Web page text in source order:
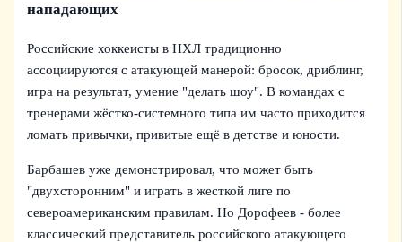
нападающих
Российские хоккеисты в НХЛ традиционно
ассоциируются с атакующей манерой: бросок, дриблинг,
игра на результат, умение "делать шоу". В командах с
тренерами жёстко-системного типа им часто приходится
ломать привычки, привитые ещё в детстве и юности.
Барбашев уже демонстрировал, что может быть
"двухсторонним" и играть в жесткой лиге по
североамериканским правилам. Но Дорофеев - более
классический представитель российского атакующего